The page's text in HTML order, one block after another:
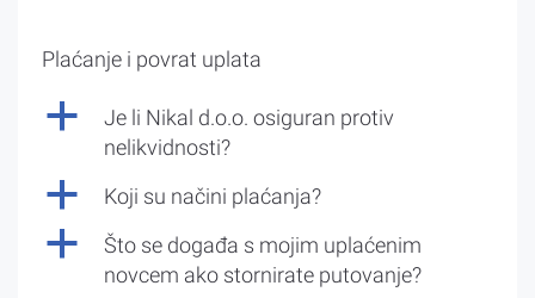
Plaćanje i povrat uplata
a
Je li Nikal d.o.o. osiguran protiv
nelikvidnosti?
a Koji su načini plaćanja?
a
Što se događa s mojim uplaćenim
novcem ako stornirate putovanje?